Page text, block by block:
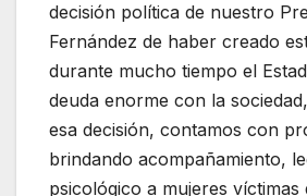
decisión política de nuestro
Fernández de haber creado
durante mucho tiempo el
deuda enorme con la
esa decisión, contamos con
brindando acompañamiento,
psicológico a mujeres víctimas